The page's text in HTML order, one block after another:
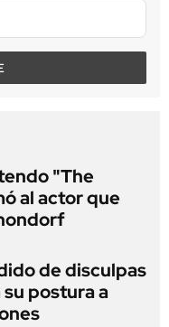
"The
al actor que
de disculpas
postura a